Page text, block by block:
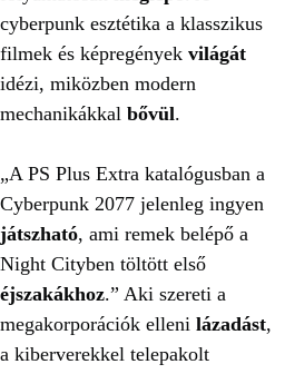
cyberpunk esztétika a klasszikus
filmek és képregények világát
idézi, miközben modern
mechanikákkal bővül.
„A PS Plus Extra katalógusban a
Cyberpunk 2077 jelenleg ingyen
játszható, ami remek belépő a
Night Cityben töltött első
éjszakákhoz.” Aki szereti a
megakorporációk elleni lázadást,
a kiberverekkel telepakolt